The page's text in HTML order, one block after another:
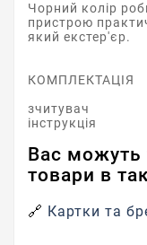
Чорний колір
пристрою
який екстер'єр.
КОМПЛЕКТАЦІЯ
зчитувач
інструкція
Вас можуть
товари в
🔗 Картки та